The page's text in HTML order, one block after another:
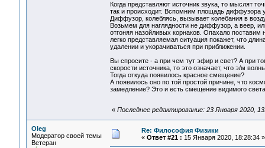
Когда представляют источник звука, то мыслят
так и происходит. Вспомним площадь
Диффузор, колеблясь, вызывает колебания в
Возьмем для наглядности не диффузор, а веер,
отгоняя назойливых корнаков. Опахало
легко представляемая ситуация покажет, что
удалении и укорачиваться при приближении.
Вы спросите - а при чем тут эфир и свет? А при
скорости источника, то это означает, что э/м
Тогда откуда появилось красное смещение?
А появилось оно по той простой причине, что
замедление? Это и есть смещение видимого
« Последнее редактирование: 23 Января 2020,
Oleg
Модератор своей темы
Ветеран
Re: Философия Физики
« Ответ #21 : 15 Января 2020, 18:28:34 »